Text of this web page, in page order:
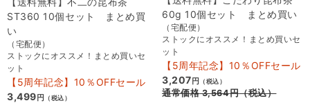
ST360 10個セット まとめ買
い
（宅配便）
ストックにオススメ！まとめ買いセ
ット
【5周年記念】10％OFFセール
3,499 円 （税込）
60g 10個セット まとめ買い
（宅配便）
ストックにオススメ！まとめ買いセ
ット
【5周年記念】10％OFFセール
3,207 円 （税込）
通常価格3,564円（税込）